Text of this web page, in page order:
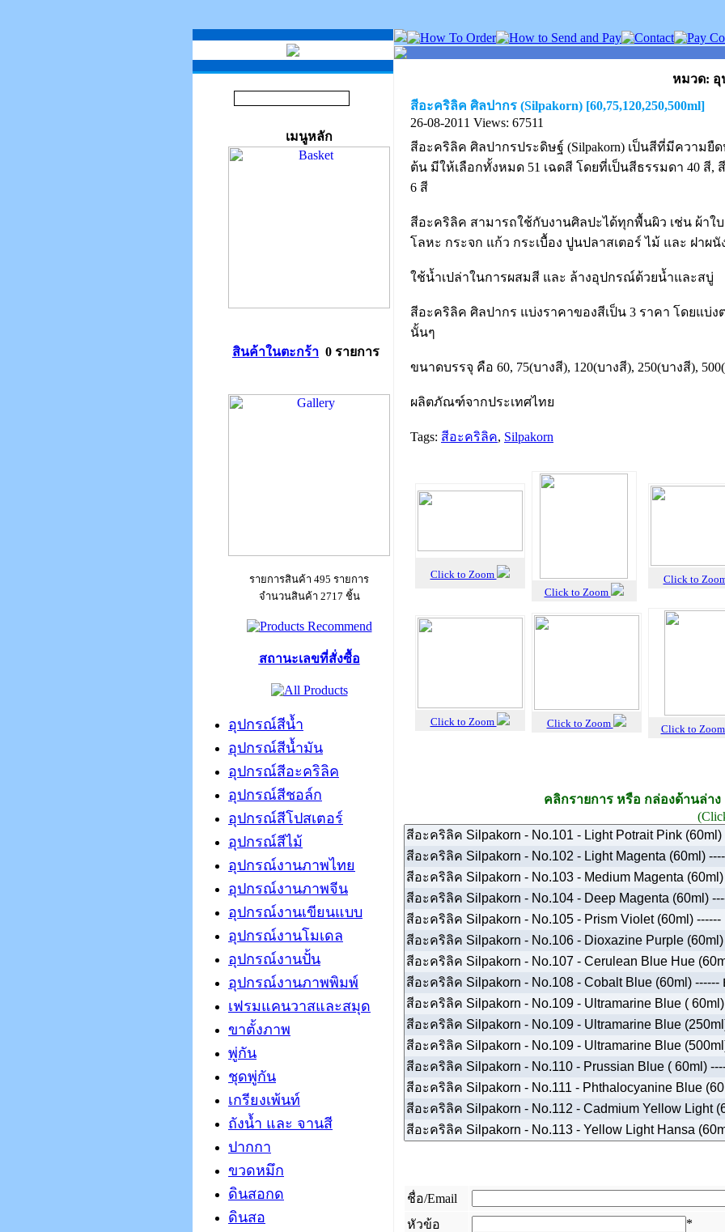
เมนูหลัก
สินค้าในตะกร้า 0 รายการ
รายการสินค้า 495 รายการ
จำนวนสินค้า 2717 ชิ้น
สถานะเลขที่สั่งซื้อ
อุปกรณ์สีน้ำ
อุปกรณ์สีน้ำมัน
อุปกรณ์สีอะคริลิค
อุปกรณ์สีชอล์ก
อุปกรณ์สีโปสเตอร์
อุปกรณ์สีไม้
อุปกรณ์งานภาพไทย
อุปกรณ์งานภาพจีน
อุปกรณ์งานเขียนแบบ
อุปกรณ์งานโมเดล
อุปกรณ์งานปั้น
อุปกรณ์งานภาพพิมพ์
เฟรมแคนวาสและสมุด
ขาตั้งภาพ
พู่กัน
ชุดพู่กัน
เกรียงเพ้นท์
ถังน้ำ และ จานสี
ปากกา
ขวดหมึก
ดินสอกด
ดินสอ
หมวด: อุ
สีอะคริลิค ศิลปากร (Silpakorn) [60,75,120,250,500ml]
26-08-2011 Views: 67511
สีอะคริลิค ศิลปากรประดิษฐ์ (Silpakorn) เป็นสีที่มีความยื
ต้น มีให้เลือกทั้งหมด 51 เฉดสี โดยที่เป็นสีธรรมดา 40 สี,
6 สี
สีอะคริลิค สามารถใช้กับงานศิลปะได้ทุกพื้นผิว เช่น ผ้าใ
โลหะ กระจก แก้ว กระเบื้อง ปูนปลาสเตอร์ ไม้ และ ฝาผนั
ใช้น้ำเปล่าในการผสมสี และ ล้างอุปกรณ์ด้วยน้ำและสบู่
สีอะคริลิค ศิลปากร แบ่งราคาของสีเป็น 3 ราคา โดยแบ่ง
นั้นๆ
ขนาดบรรจุ คือ 60, 75(บางสี), 120(บางสี), 250(บางสี),
ผลิตภัณฑ์จากประเทศไทย
Tags: สีอะคริลิค, Silpakorn
Click to Zoom
Click to Zoom
Click to
Click to Zoom Click to Zoom Click to
คลิกรายการ หรือ กล่องด้านล่าง
ชื่อ/Email
หัวข้อ
*